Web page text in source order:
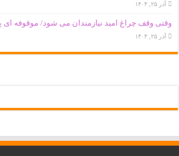
آذر ۲۵, ۱۴۰۴
وقتی وقف چراغ امید نیازمندان می شود/ موقوفه ای
آذر ۲۵, ۱۴۰۴